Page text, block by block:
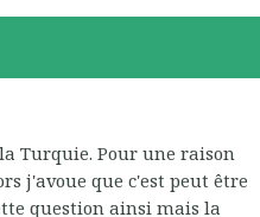
Turquie. Pour une raison
j'avoue que c'est peut être
question ainsi mais la